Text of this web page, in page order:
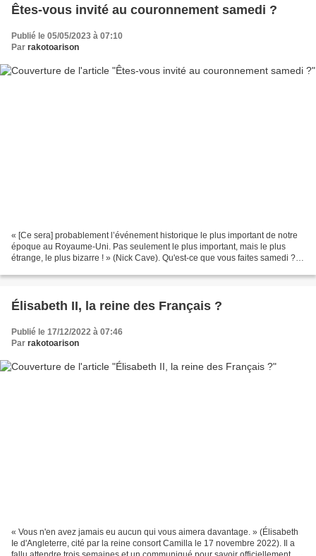
Êtes-vous invité au couronnement samedi ?
Publié le 05/05/2023 à 07:10
Par rakotoarison
« [Ce sera] probablement l’événement historique le plus important de notre
époque au Royaume-Uni. Pas seulement le plus important, mais le plus
étrange, le plus bizarre ! » (Nick Cave). Qu'est-ce que vous faites samedi ?
Élisabeth II, la reine des Français ?
Publié le 17/12/2022 à 07:46
Par rakotoarison
« Vous n'en avez jamais eu aucun qui vous aimera davantage. » (Élisabeth
Ie d'Angleterre, cité par la reine consort Camilla le 17 novembre 2022). Il a